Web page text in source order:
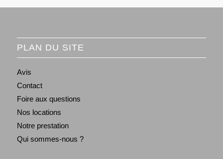
PLAN DU SITE
Avis
Contact
Foire aux questions
Nos locations
Notre prestation
Qui sommes-nous ?